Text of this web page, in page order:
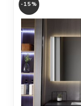
-15%